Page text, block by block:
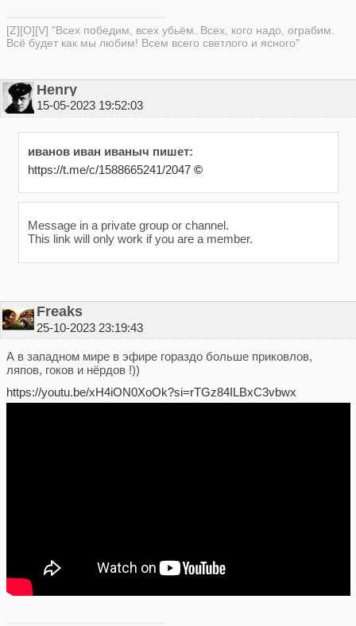
[Z][O][V] "Всех победим, всех убьём. Всех, кого надо, ограбим.
Всё будет как мы любим! Всем всего светлого и ясного"
Henry
15-05-2023 19:52:03
иванов иван иваныч пишет:
https://t.me/c/1588665241/2047 ©
Message in a private group or channel.
This link will only work if you are a member.
Freaks
25-10-2023 23:19:43
А в западном мире в эфире гораздо больше приковлов,
ляпов, гоков и нёрдов !))
https://youtu.be/xH4iON0XoOk?si=rTGz84ILBxC3vbwx